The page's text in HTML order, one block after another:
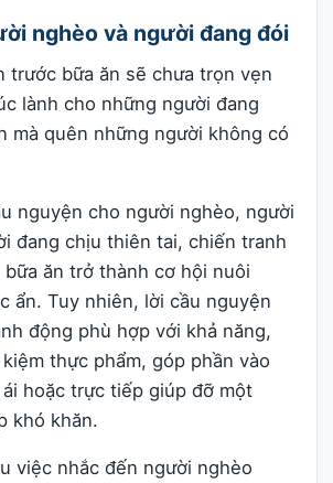
nghèo và người đang đói
trước bữa ăn sẽ chưa trọn vẹn
lành cho những người đang
mà quên những người không có
nguyện cho người nghèo, người
đang chịu thiên tai, chiến tranh
bữa ăn trở thành cơ hội nuôi
ẩn. Tuy nhiên, lời cầu nguyện
động phù hợp với khả năng,
thực phẩm, góp phần vào
hoặc trực tiếp giúp đỡ một
khó khăn.
việc nhắc đến người nghèo